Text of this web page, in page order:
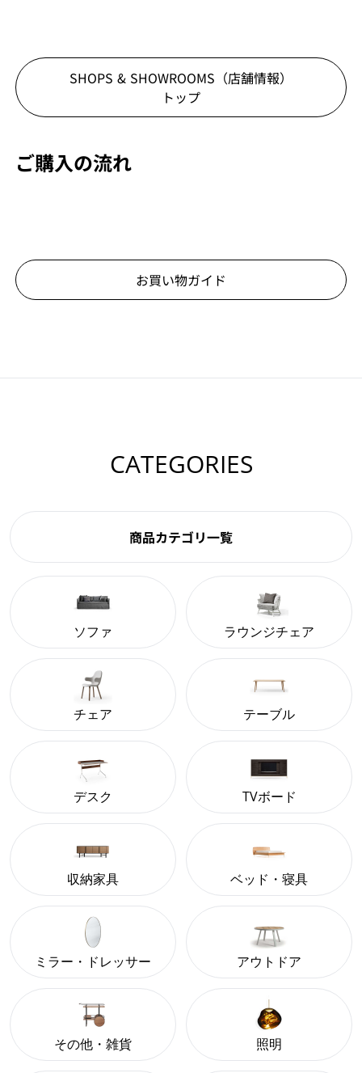
SHOPS & SHOWROOMS（店舗情報）
トップ
ご購入の流れ
お買い物ガイド
CATEGORIES
商品カテゴリ一覧
ソファ ラウンジチェア
チェア テーブル
デスク TVボード
収納家具 ベッド・寝具
ミラー・ドレッサー アウトドア
その他・雑貨 照明